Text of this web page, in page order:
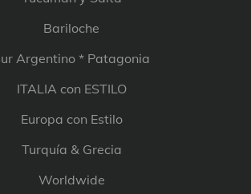
Bariloche
Argentino * Patagonia
ITALIA con ESTILO
Europa con Estilo
Turquía & Grecia
Worldwide